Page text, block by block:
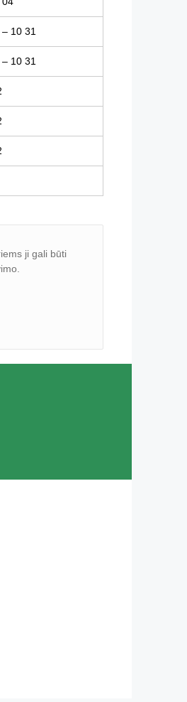
10 31
10 31
ji gali būti